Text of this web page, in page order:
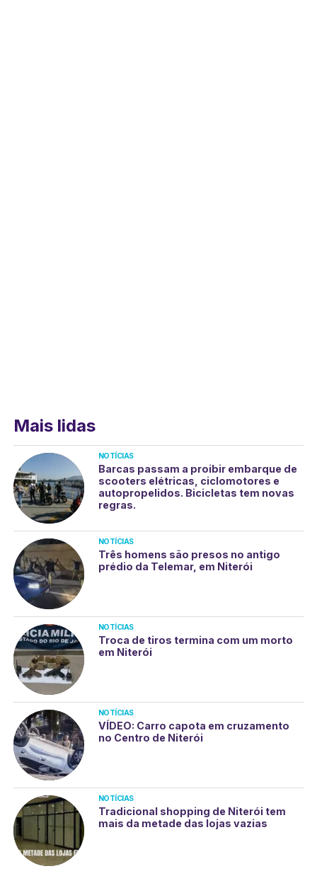
Mais lidas
NOTÍCIAS
Barcas passam a proibir embarque de
scooters elétricas, ciclomotores e
autopropelidos. Bicicletas tem novas
regras.
NOTÍCIAS
Três homens são presos no antigo
prédio da Telemar, em Niterói
NOTÍCIAS
Troca de tiros termina com um morto
em Niterói
NOTÍCIAS
VÍDEO: Carro capota em cruzamento
no Centro de Niterói
NOTÍCIAS
Tradicional shopping de Niterói tem
mais da metade das lojas vazias